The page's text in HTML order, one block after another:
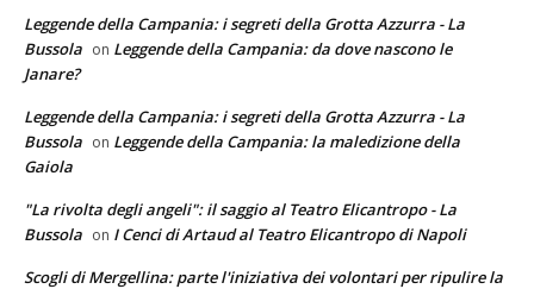
Leggende della Campania: i segreti della Grotta Azzurra - La
Bussola on Leggende della Campania: da dove nascono le
Janare?
Leggende della Campania: i segreti della Grotta Azzurra - La
Bussola on Leggende della Campania: la maledizione della
Gaiola
"La rivolta degli angeli": il saggio al Teatro Elicantropo - La
Bussola on I Cenci di Artaud al Teatro Elicantropo di Napoli
Scogli di Mergellina: parte l'iniziativa dei volontari per ripulire la